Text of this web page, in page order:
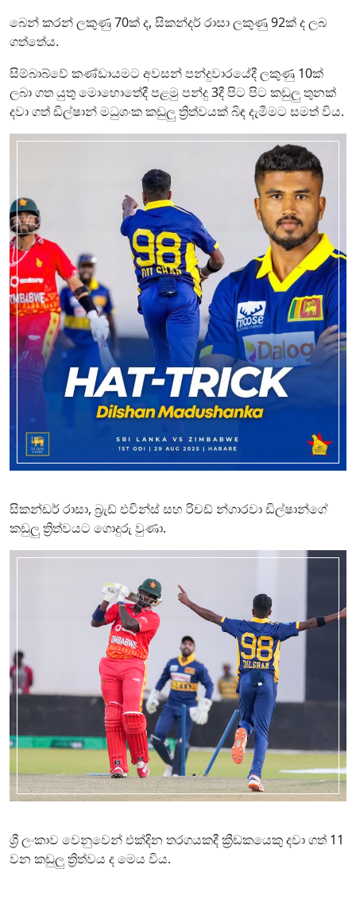
බෙන් කරන් ලකුණු 70ක් ද, සිකන්දර් රාසා ලකුණු 92ක් ද ලබ
ගත්තේය.
සිම්බාබ්වේ කණ්ඩායමට අවසන් පන්දුවාරයේදී ලකුණු 10ක්
ලබා ගත යුතු මොහොතේදී පළමු පන්දු 3දී පිට පිට කඩුලු තුනක්
දවා ගත් ඩිල්ෂාන් මධුශංක කඩුලු ත්‍රිත්වයක් බිඳ දැමීමට සමත් විය.
සිකන්ඩර් රාසා, බ්‍රැඩ් එවින්ස් සහ රිචඩ් න්ගාරවා ඩිල්ෂාන්ගේ
කඩුලු ත්‍රිත්වයට ගොදුරු වුණා.
ශ්‍රී ලංකාව වෙනුවෙන් එක්දින තරගයකදී ක්‍රීඩකයෙකු දවා ගත් 11
වන කඩුලු ත්‍රිත්වය ද මෙය විය.